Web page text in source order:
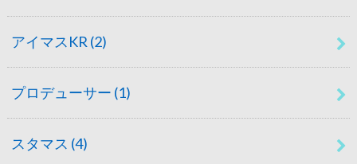
アイマスKR (2)
プロデューサー (1)
スタマス (4)